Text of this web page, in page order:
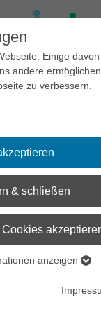
Links
Einige
andere
zu verbessern.
& schließen
dass die
anzeigen